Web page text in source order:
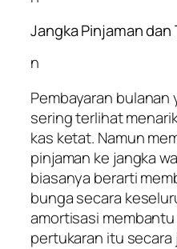
Jangka Pinjaman dan
n
Pembayaran
sering terlihat
kas ketat. Namun
pinjaman ke jangka
biasanya berarti
bunga secara
amortisasi
pertukaran itu secara